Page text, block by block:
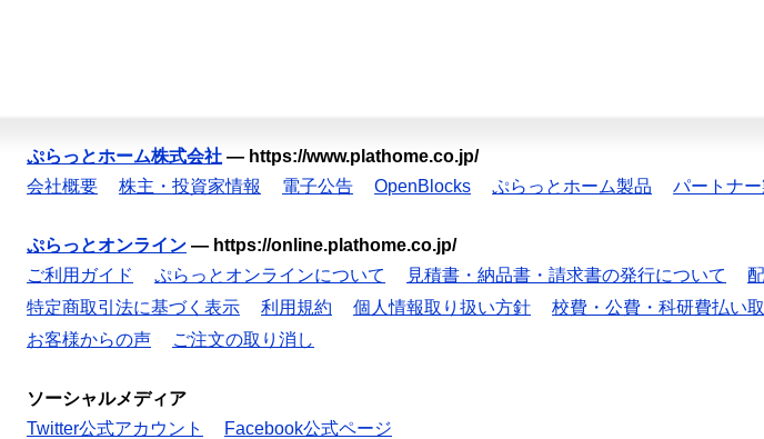
ぷらっとホーム株式会社 — https://www.plathome.co.jp/
会社概要
株主・投資家情報 電子公告 OpenBlocks ぷらっとホーム製品 パートナ
ぷらっとオンライン — https://online.plathome.co.jp/
ご利用ガイド
ぷらっとオンラインについて 見積書・納品書・請求書の発行について
特定商取引法に基づく表示
利用規約 個人情報取り扱い方針 校費・公費・科研費払い
お客様からの声
ご注文の取り消し
ソーシャルメディア
Twitter公式アカウント
Facebook公式ページ